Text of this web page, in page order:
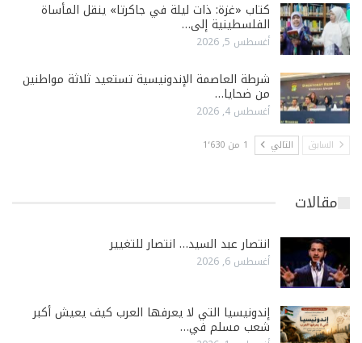
كتاب «غزة: ذات ليلة في جاكرتا» ينقل المأساة
الفلسطينية إلى…
أغسطس 5, 2026
شرطة العاصمة الإندونيسية تستعيد ثلاثة مواطنين
من ضحايا…
أغسطس 4, 2026
السابق التالي 1 من 1٬630
مقالات
انتصار عبد السيد… انتصار للتغيير
أغسطس 6, 2026
إندونيسيا التي لا يعرفها العرب كيف يعيش أكبر
شعب مسلم في…